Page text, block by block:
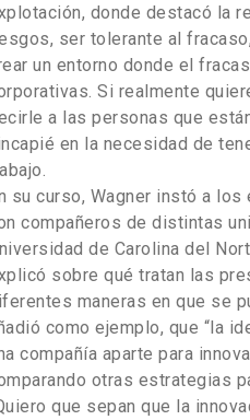
donde destacó la
ser tolerante al
un entorno donde el
Si realmente
a las personas que
en la necesidad de
su curso, Wagner instó a
compañeros de distintas
de Carolina del
sobre qué tratan las
maneras en que se
como ejemplo, que “la
compañía aparte para
otras estrategias
que sepan que la